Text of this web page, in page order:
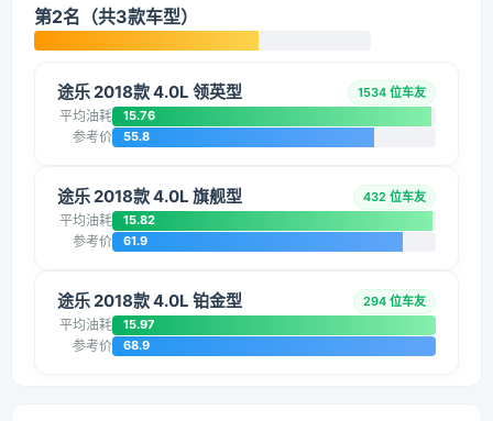
第2名（共3款车型）
途乐 2018款 4.0L 领英型 1534 位车友
平均油耗 15.76
参考价 55.8
途乐 2018款 4.0L 旗舰型 432 位车友
平均油耗 15.82
参考价 61.9
途乐 2018款 4.0L 铂金型 294 位车友
平均油耗 15.97
参考价 68.9